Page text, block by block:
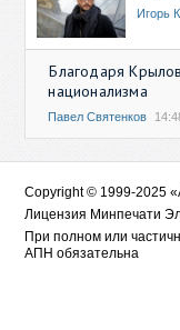
Игорь
Благодаря
национализма
Павел Святенков
Copyright © 1999-2025
Лицензия Минпечати
При полном или
АПН обязательна